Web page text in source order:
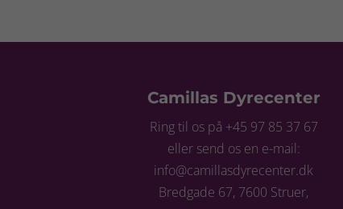
Camillas Dyrecenter
Ring til os på +45 97 85 37 67
eller send os en e-mail:
info@camillasdyrecenter.dk
Bredgade 67, 7600 Struer,